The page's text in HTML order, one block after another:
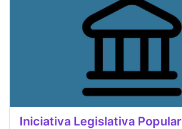
Iniciativa Legislativa Popular